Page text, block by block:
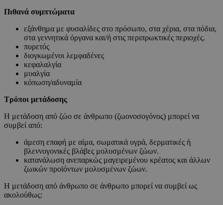
Πιθανά συμπτώματα
εξάνθημα με φυσαλίδες στο πρόσωπο, στα χέρια, στα πόδια,
στα γεννητικά όργανα και/ή στις περιπρωκτικές περιοχές.
πυρετός
διογκωμένοι λεμφαδένες
κεφαλαλγία
μυαλγία
κόπωση/αδυναμία
Τρόποι μετάδοσης
Η μετάδοση από ζώο σε άνθρωπο (ζωονοσογόνος) μπορεί να
συμβεί από:
άμεση επαφή με αίμα, σωματικά υγρά, δερματικές ή
βλεννογονικές βλάβες μολυσμένων ζώων.
κατανάλωση ανεπαρκώς μαγειρεμένου κρέατος και άλλων
ζωικών προϊόντων μολυσμένων ζώων.
Η μετάδοση από άνθρωπο σε άνθρωπο μπορεί να συμβεί ως
ακολούθως: